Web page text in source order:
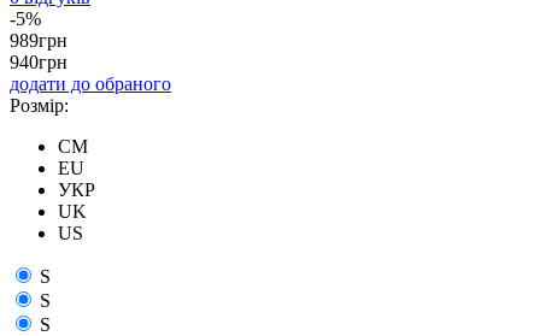
-5%
989грн
940грн
додати до обраного
Розмір:
CM
EU
УКР
UK
US
S
S
S